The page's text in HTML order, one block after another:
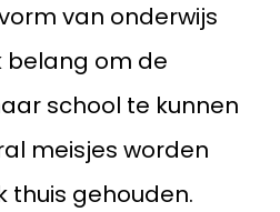
van onderwijs
belang om de
school te kunnen
meisjes worden
thuis gehouden.